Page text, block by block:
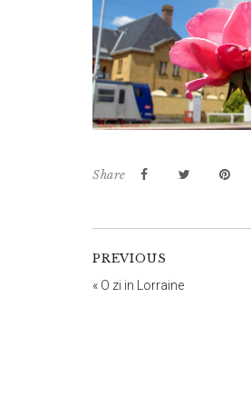
Share
PREVIOUS
« O zi in Lorraine